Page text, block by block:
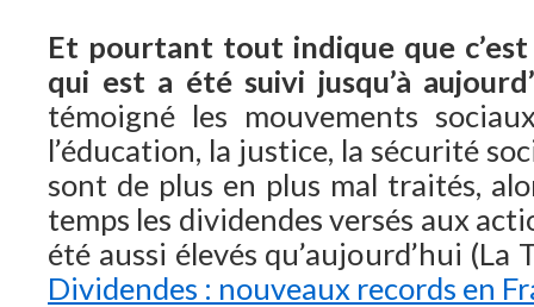
Et pourtant tout indique que
qui est a été suivi jusqu’à
témoigné les mouvements
l’éducation, la justice, la sécurité
sont de plus en plus mal traités,
temps les dividendes versés aux
été aussi élevés qu’aujourd’hui
Dividendes : nouveaux records en